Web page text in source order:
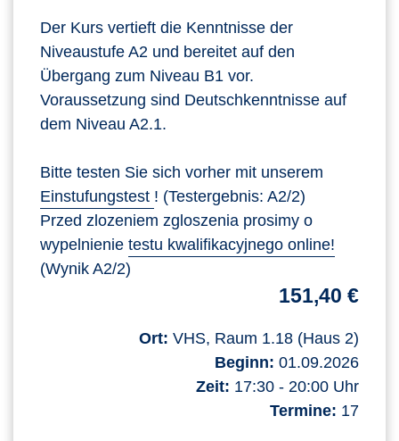
Der Kurs vertieft die Kenntnisse der
Niveaustufe A2 und bereitet auf den
Übergang zum Niveau B1 vor.
Voraussetzung sind Deutschkenntnisse auf
dem Niveau A2.1.
Bitte testen Sie sich vorher mit unserem
Einstufungstest ! (Testergebnis: A2/2)
Przed zlozeniem zgloszenia prosimy o
wypelnienie testu kwalifikacyjnego online!
(Wynik A2/2)
151,40 €
Ort: VHS, Raum 1.18 (Haus 2)
Beginn: 01.09.2026
Zeit: 17:30 - 20:00 Uhr
Termine: 17